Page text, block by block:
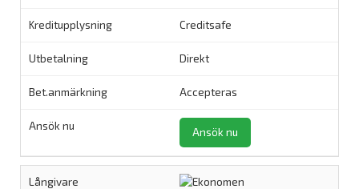
Creditsafe
Direkt
Accepteras
Ansök nu